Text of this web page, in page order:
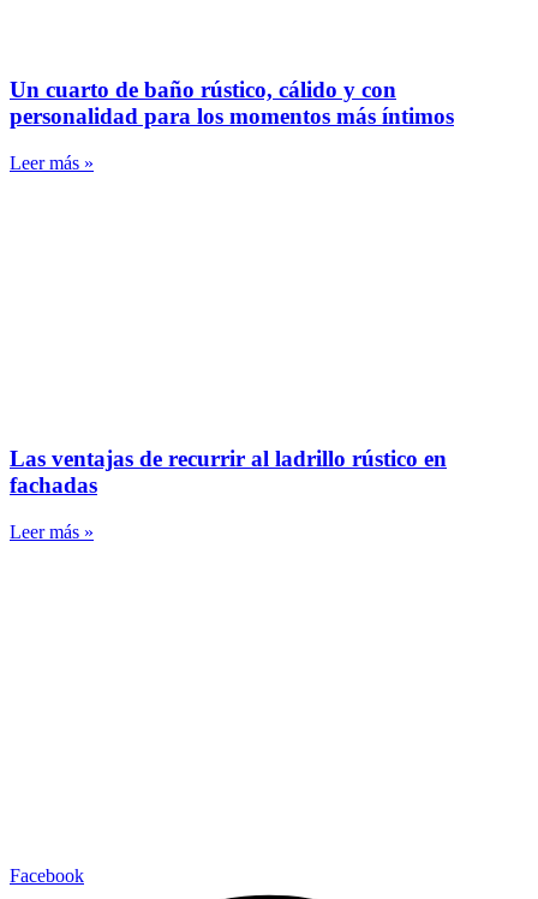
Un cuarto de baño rústico, cálido y con
personalidad para los momentos más íntimos
Leer más »
Las ventajas de recurrir al ladrillo rústico en
fachadas
Leer más »
Facebook